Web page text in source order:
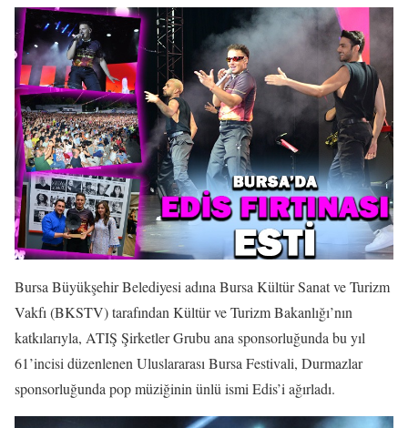
Bursa Büyükşehir Belediyesi adına Bursa Kültür Sanat ve Turizm
Vakfı (BKSTV) tarafından Kültür ve Turizm Bakanlığı’nın
katkılarıyla, ATIŞ Şirketler Grubu ana sponsorluğunda bu yıl
61’incisi düzenlenen Uluslararası Bursa Festivali, Durmazlar
sponsorluğunda pop müziğinin ünlü ismi Edis’i ağırladı.